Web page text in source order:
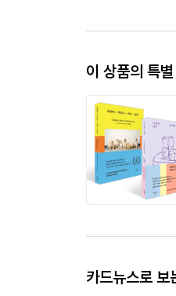
이 상품의 특
카드뉴스로 보